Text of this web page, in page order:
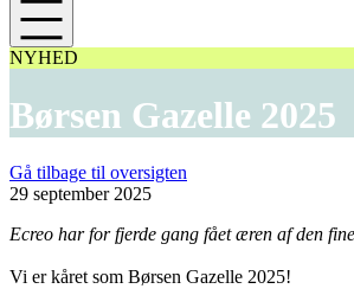
NYHED
Børsen Gazelle 2025
Gå tilbage til oversigten
29 september 2025
Ecreo har for fjerde gang fået æren af den
Vi er kåret som Børsen Gazelle 2025!